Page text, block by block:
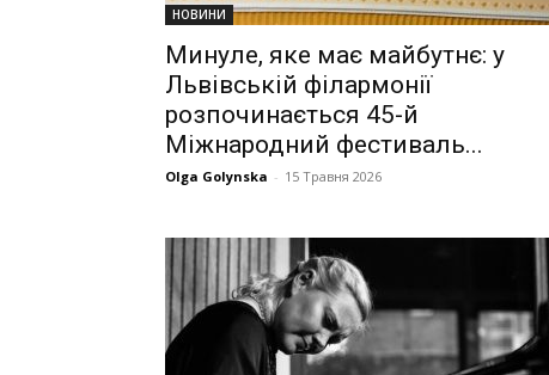
НОВИНИ
Минуле, яке має майбутнє: у
Львівській філармонії
розпочинається 45-й
Міжнародний фестиваль...
Olga Golynska - 15 Травня 2026